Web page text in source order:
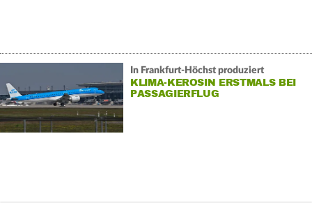
In Frankfurt-Höchst produziert
KLIMA-KEROSIN ERSTMALS BEI
PASSAGIERFLUG